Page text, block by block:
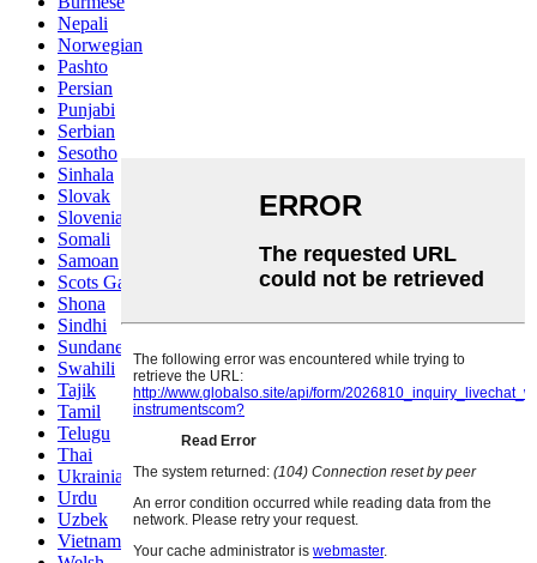
Nepali
Norwegian
Pashto
Persian
Punjabi
Serbian
Sesotho
Sinhala
Slovak
Slovenian
Somali
Samoan
Scots Gaelic
Shona
Sindhi
Sundanese
Swahili
Tajik
Tamil
Telugu
Thai
Ukrainian
Urdu
Uzbek
Vietnamese